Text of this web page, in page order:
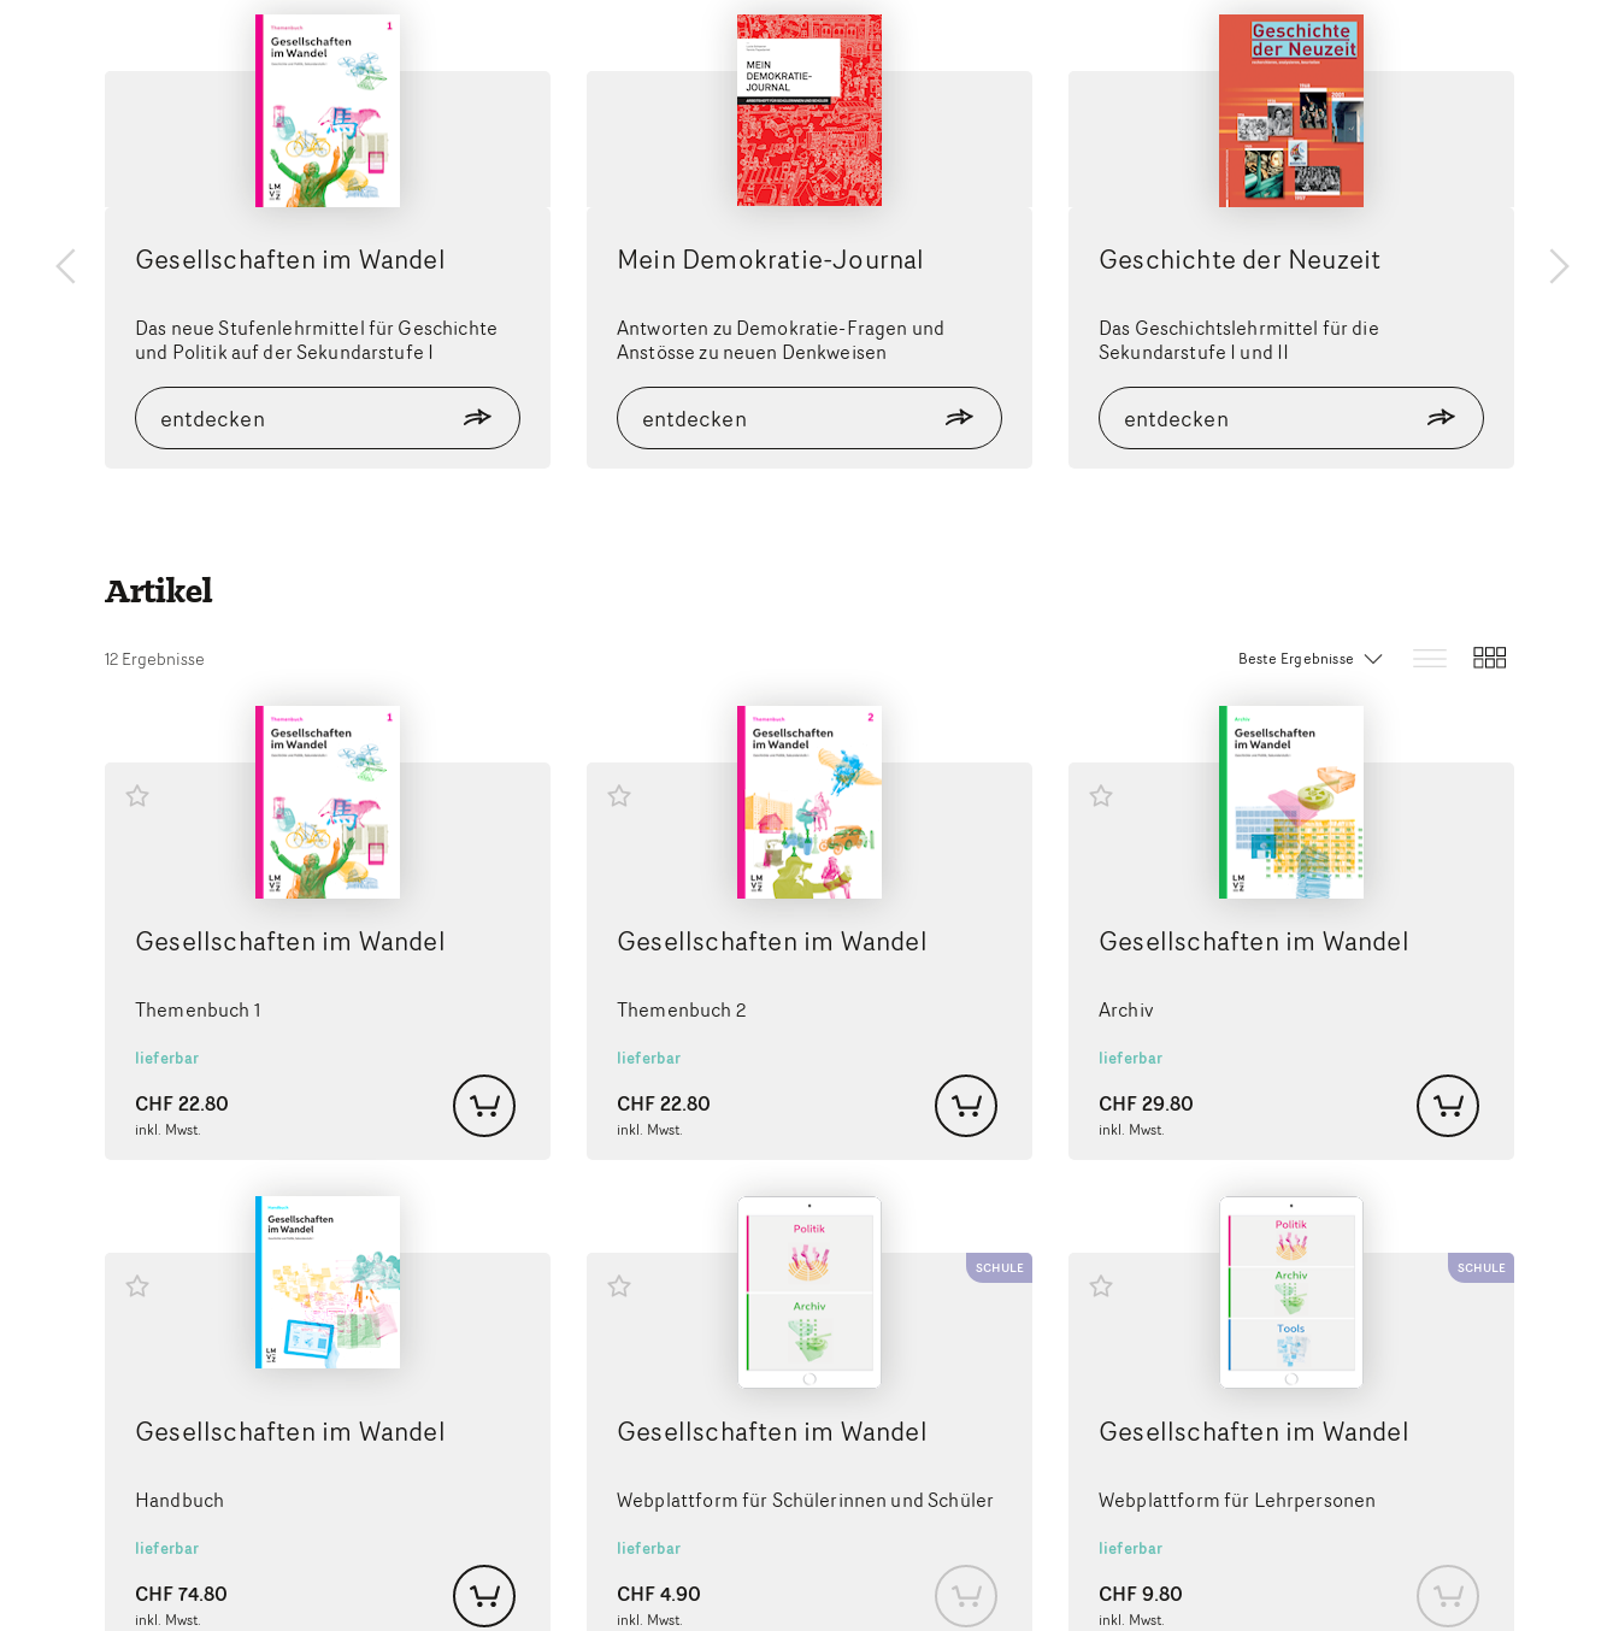
Gesellschaften im Wandel
Das neue Stufenlehrmittel für Geschichte
und Politik auf der Sekundarstufe I
entdecken
Mein Demokratie-Journal
Antworten zu Demokratie-Fragen und
Anstösse zu neuen Denkweisen
entdecken
Geschichte der Neuzeit
Das Geschichtslehrmittel für die
Sekundarstufe I und II
entdecken
Artikel
12 Ergebnisse
Gesellschaften im Wandel
Themenbuch 1
lieferbar
CHF22.80
inkl. Mwst.
Gesellschaften im Wandel
Themenbuch 2
lieferbar
CHF22.80
inkl. Mwst.
Gesellschaften im Wandel
Archiv
lieferbar
CHF29.80
inkl. Mwst.
Gesellschaften im Wandel
Handbuch
lieferbar
CHF74.80
inkl. Mwst.
SCHULE
Gesellschaften im Wandel
Webplattform für Schülerinnen und Schüler
lieferbar
CHF4.90
inkl. Mwst.
SCHULE
Gesellschaften im Wandel
Webplattform für Lehrpersonen
lieferbar
CHF9.80
inkl. Mwst.